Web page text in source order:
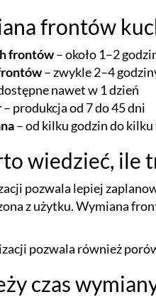
frontów
frontów– około 1–2
– zwykle 2–4
nawet w 1 dzień
– produkcja od 7 do 45 dni
– od kilku godzin do
wiedzieć, ile
pozwala lepiej
z użytku. Wymiana
pozwala również
czas